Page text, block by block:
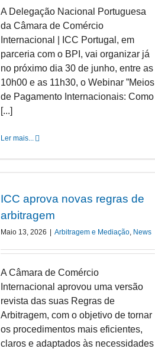
A Delegação Nacional Portuguesa
da Câmara de Comércio
Internacional | ICC Portugal, em
parceria com o BPI, vai organizar já
no próximo dia 30 de junho, entre as
10h00 e as 11h30, o Webinar ”Meios
de Pagamento Internacionais: Como
[...]
Ler mais...
ICC aprova novas regras de
arbitragem
Maio 13, 2026 Arbitragem e Mediação, News
A Câmara de Comércio
Internacional aprovou uma versão
revista das suas Regras de
Arbitragem, com o objetivo de tornar
os procedimentos mais eficientes,
claros e adaptados às necessidades